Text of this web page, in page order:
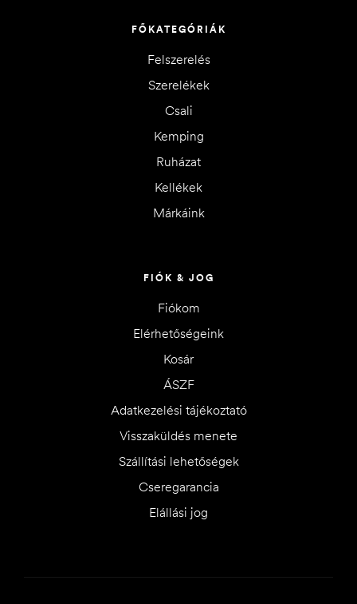
FŐKATEGÓRIÁK
Felszerelés
Szerelékek
Csali
Kemping
Ruházat
Kellékek
Márkáink
FIÓK & JOG
Fiókom
Elérhetőségeink
Kosár
ÁSZF
Adatkezelési tájékoztató
Visszaküldés menete
Szállítási lehetőségek
Cseregarancia
Elállási jog